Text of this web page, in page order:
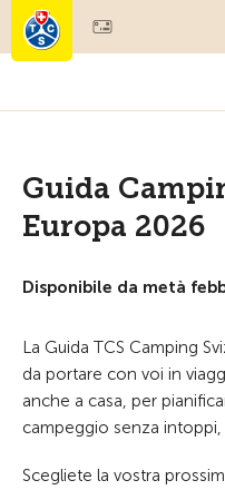
Societariato & prestazioni
Guida
Europa 2026
Disponibile da metà
La Guida TCS Camping
da portare con voi in
anche a casa, per
campeggio senza intoppi,
Scegliete la vostra